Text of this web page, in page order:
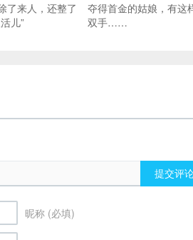
了来人，还整了
儿”
夺得首金的姑娘，有这
双手……
提交评
昵称 (必填)